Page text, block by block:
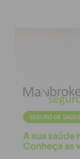
Assine
obtenha
Eu li